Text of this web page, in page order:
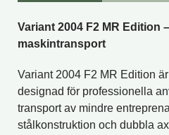
Variant 2004 F2 MR Edition
maskintransport
Variant 2004 F2 MR Edition
designad för professionella
transport av mindre
stålkonstruktion och dubbla